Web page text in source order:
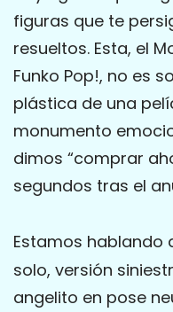
figuras que te
resueltos. Esta, el
Funko Pop!, no es
plástica de una
monumento
dimos “comprar
segundos tras el
Estamos hablando
solo, versión
angelito en pose